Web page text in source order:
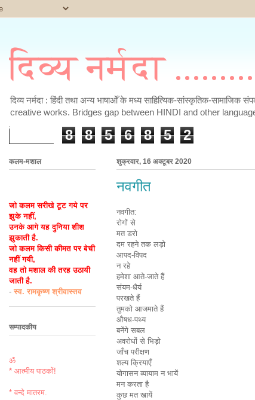
दिव्य नर्मदा
दिव्य नर्मदा : हिंदी तथा अन्य भाषाओँ के मध्य साहित्यिक-सांस्कृतिक-
creative works. Bridges gap between HINDI and other
8 8 5 6 8 5 2
शुक्रवार, 16 अक्टूबर 2020
नवगीत
नवगीत:
रोगों से
मत डरो
दम रहने तक लड़ो
आपद-विपद
न रहे
हमेशा आते-जाते हैं
संयम-धैर्य
परखते हैं
तुमको आजमाते हैं
औषध-पथ्य
बनेंगे सबल
अवरोधों से भिड़ो
जाँच परीक्षण
शल्य क्रियाएँ
योगासन व्यायाम न भायें
मन करता है
कुछ मत खायें
कलम-मशाल
जो कलम सरीखे टूट गये पर
झुके नहीं,
उनके आगे यह दुनिया शीश
झुकाती है.
जो कलम किसी कीमत पर बेची
नहीं गयी,
वह तो मशाल की तरह उठायी
जाती है.
- स्व. रामकृष्ण श्रीवास्तव
सम्पादकीय
ॐ
* आत्मीय पाठकों!
* वन्दे मातरम.